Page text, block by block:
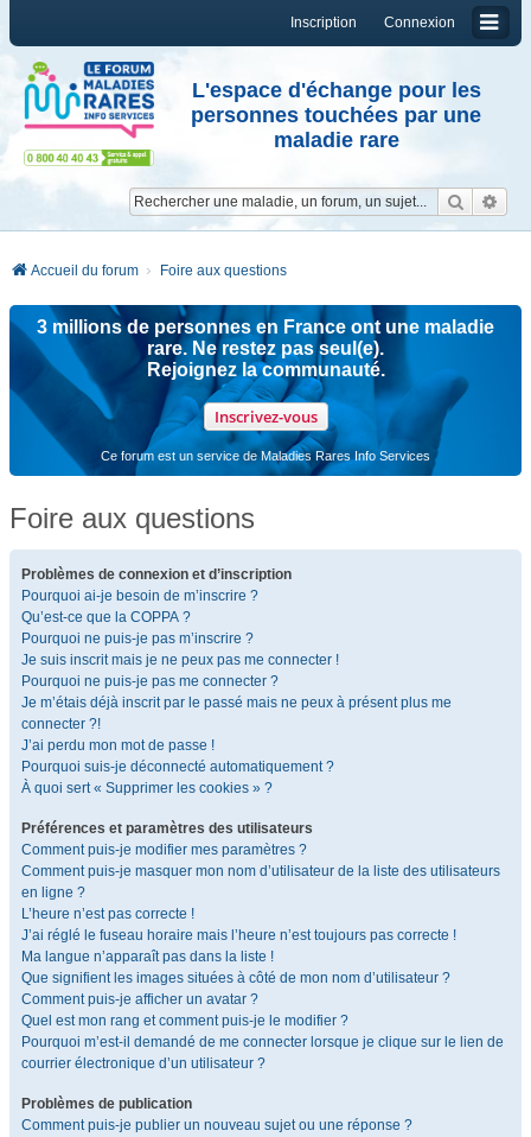
Connexion
Inscription
L'espace d'échange pour les
personnes touchées par une
maladie rare
Accueil du forum Foire aux questions
3 millions de personnes en France ont une maladie
rare. Ne restez pas seul(e).
Rejoignez la communauté.
Inscrivez-vous
Ce forum est un service de Maladies Rares Info Services
Foire aux questions
Problèmes de connexion et d’inscription
Pourquoi ai-je besoin de m’inscrire ?
Qu’est-ce que la COPPA ?
Pourquoi ne puis-je pas m’inscrire ?
Je suis inscrit mais je ne peux pas me connecter !
Pourquoi ne puis-je pas me connecter ?
Je m’étais déjà inscrit par le passé mais ne peux à présent plus me
connecter ?!
J’ai perdu mon mot de passe !
Pourquoi suis-je déconnecté automatiquement ?
À quoi sert « Supprimer les cookies » ?
Préférences et paramètres des utilisateurs
Comment puis-je modifier mes paramètres ?
Comment puis-je masquer mon nom d’utilisateur de la liste des utilisateurs
en ligne ?
L’heure n’est pas correcte !
J’ai réglé le fuseau horaire mais l’heure n’est toujours pas correcte !
Ma langue n’apparaît pas dans la liste !
Que signifient les images situées à côté de mon nom d’utilisateur ?
Comment puis-je afficher un avatar ?
Quel est mon rang et comment puis-je le modifier ?
Pourquoi m’est-il demandé de me connecter lorsque je clique sur le lien de
courrier électronique d’un utilisateur ?
Problèmes de publication
Comment puis-je publier un nouveau sujet ou une réponse ?